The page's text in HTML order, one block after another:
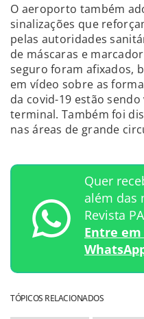
O aeroporto também
sinalizações que
pelas autoridades
de máscaras e
seguro foram afixados,
em vídeo sobre as
da covid-19 estão
terminal. Também foi
nas áreas de grande
Quer
além das
Revista
Entre
TÓPICOS RELACIONADOS